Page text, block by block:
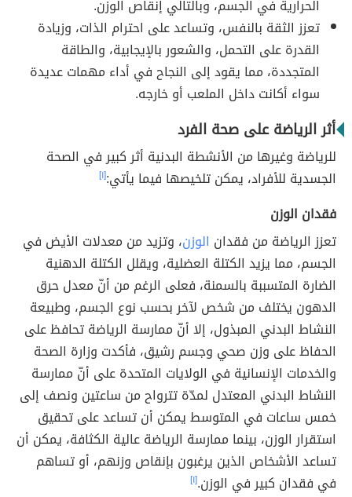
الحرارية في الجسم، وبالتالي إنقاص الوزن.
تعزز الثقة بالنفس، وتساعد على احترام الذات، وزيادة
القدرة على التحمل، والشعور بالإيجابية، والطاقة
المتجددة، مما يقود إلى النجاح في أداء مهمات عديدة
سواء أكانت داخل الملعب أو خارجه.
أثر الرياضة على صحة الفرد
للرياضة وغيرها من الأنشطة البدنية أثر كبير في الصحة
الجسدية للأفراد، يمكن تلخيصها فيما يأتي:[١]
فقدان الوزن
تعزز الرياضة من فقدان الوزن، وتزيد من معدلات الأيض في
الجسم، مما يزيد الكتلة العضلية، ويقلل الكتلة الدهنية
الضارة المتسببة بالسمنة، فعلى الرغم من أنّ معدل حرق
الدهون يختلف من شخص لآخر بحسب نوع الجسم، وطبيعة
النشاط البدني المبذول، إلا أنّ ممارسة الرياضة تحافظ على
الحفاظ على وزن صحي وجسم رشيق، فأكدت وزارة الصحة
والخدمات الإنسانية في الولايات المتحدة على أنّ ممارسة
النشاط البدني المعتدل لمدّة تترواح من ساعتين ونصف إلى
خمس ساعات في المتوسط يمكن أن تساعد على تحقيق
استقرار الوزن، بينما ممارسة الرياضة عالية الكثافة، يمكن أن
تساعد الأشخاص الذين يرغبون بإنقاص وزنهم، أو تساهم
في فقدان كبير في الوزن.[١]